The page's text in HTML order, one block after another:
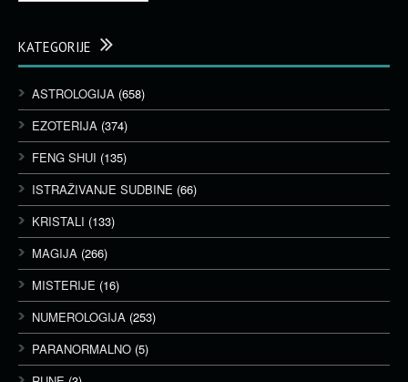
KATEGORIJE
ASTROLOGIJA (658)
EZOTERIJA (374)
FENG SHUI (135)
ISTRAŽIVANJE SUDBINE (66)
KRISTALI (133)
MAGIJA (266)
MISTERIJE (16)
NUMEROLOGIJA (253)
PARANORMALNO (5)